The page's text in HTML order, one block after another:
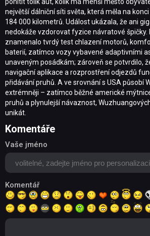
největší dálniční síti světa, která měla na
184 000 kilometrů. Událost ukázala, že ani
nedokáže vzdorovat fyzice návratové špičky.
znamenalo tvrdý test chlazení motorů,
baterií, zatímco vozy vybavené adaptivními
unaveným posádkám; zároveň se potvrdilo,
navigační aplikace a rozprostření odjezdů
přidávání pruhů. A ve srovnání s USA působí
extrémněji – zatímco běžné americké
pruhů a plynulejší návaznost,
unikát.
Komentáře
Vaše jméno
Komentář